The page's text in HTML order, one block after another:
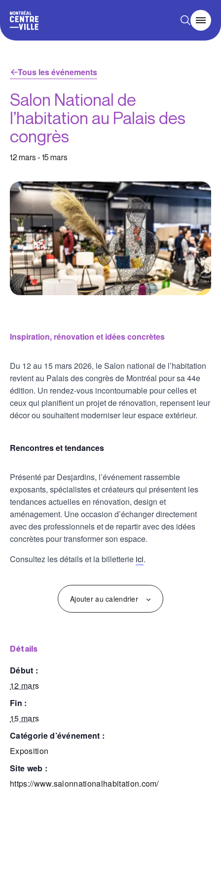
Tous les événements
Salon National de
l’habitation au Palais des
congrès
12 mars - 15 mars
Inspiration, rénovation et idées concrètes
Du 12 au 15 mars 2026, le Salon national de l’habitation
revient au Palais des congrès de Montréal pour sa 44e
édition. Un rendez-vous incontournable pour celles et
ceux qui planifient un projet de rénovation, repensent leur
décor ou souhaitent moderniser leur espace extérieur.
Rencontres et tendances
Présenté par Desjardins, l’événement rassemble
exposants, spécialistes et créateurs qui présentent les
tendances actuelles en rénovation, design et
aménagement. Une occasion d’échanger directement
avec des professionnels et de repartir avec des idées
concrètes pour transformer son espace.
Consultez les détails et la billetterie ici.
Ajouter au calendrier
détails
début :
12 mars
fin :
15 mars
catégorie d’événement :
Exposition
site web :
https://www.salonnationalhabitation.com/